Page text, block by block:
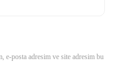
e-posta adresim ve site adresim bu